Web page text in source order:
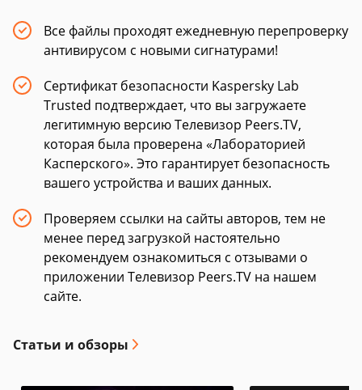
Все файлы проходят ежедневную перепроверку
антивирусом с новыми сигнатурами!
Сертификат безопасности Kaspersky Lab
Trusted подтверждает, что вы загружаете
легитимную версию Телевизор Peers.TV,
которая была проверена «Лабораторией
Касперского». Это гарантирует безопасность
вашего устройства и ваших данных.
Проверяем ссылки на сайты авторов, тем не
менее перед загрузкой настоятельно
рекомендуем ознакомиться с отзывами о
приложении Телевизор Peers.TV на нашем
сайте.
Статьи и обзоры